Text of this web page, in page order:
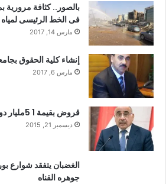
بالصور.. كثافة
فى الخط الرئيسى
مارس 14, 2017
إنشاء كلية الحقوق
مارس 6, 2017
قروض بقيمة 1 5مليار دولار لتنمية سيناء
ديسمبر 21, 2015
الغضبان يتفقد شوارع
جوهره القناه